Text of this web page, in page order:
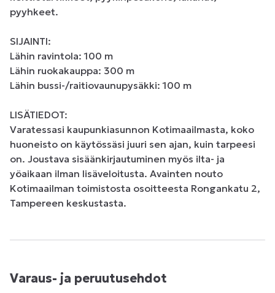
pyyhkeet.
SIJAINTI:
Lähin ravintola: 100 m
Lähin ruokakauppa: 300 m
Lähin bussi-/raitiovaunupysäkki: 100 m
LISÄTIEDOT:
Varatessasi kaupunkiasunnon Kotimaailmasta, koko
huoneisto on käytössäsi juuri sen ajan, kuin tarpeesi
on. Joustava sisäänkirjautuminen myös ilta- ja
yöaikaan ilman lisäveloitusta. Avainten nouto
Kotimaailman toimistosta osoitteesta Rongankatu 2,
Tampereen keskustasta.
Varaus- ja peruutusehdot